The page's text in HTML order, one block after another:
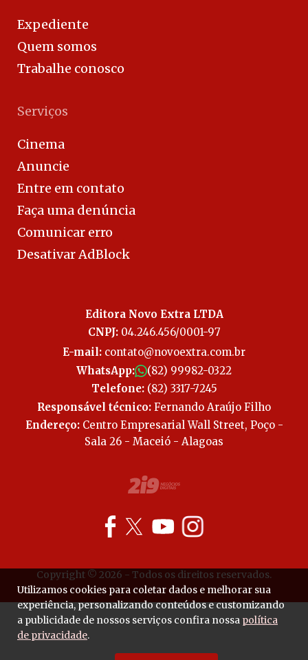
Expediente
Quem somos
Trabalhe conosco
Serviços
Cinema
Anuncie
Entre em contato
Faça uma denúncia
Comunicar erro
Desativar AdBlock
Editora Novo Extra LTDA
CNPJ:04.246.456/0001-97
E-mail: contato@novoextra.com.br
WhatsApp:
(82) 99982-0322
Telefone:(82) 3317-7245
Responsável técnico: Fernando Araújo Filho
Endereço:Centro Empresarial Wall Street, Poço -
Sala 26 - Maceió - Alagoas
Copyright © 2026 - Todos os direitos reservados.
Utilizamos cookies para coletar dados e melhorar sua
experiência, personalizando conteúdos e customizando
a publicidade de nossos serviços confira nossa política
de privacidade.